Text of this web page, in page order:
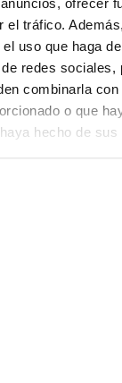
ofrecer
el tráfico.
uso que haga
redes sociales,
combinarla
o que
hecho de